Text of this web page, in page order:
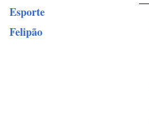
Esporte
Felipão